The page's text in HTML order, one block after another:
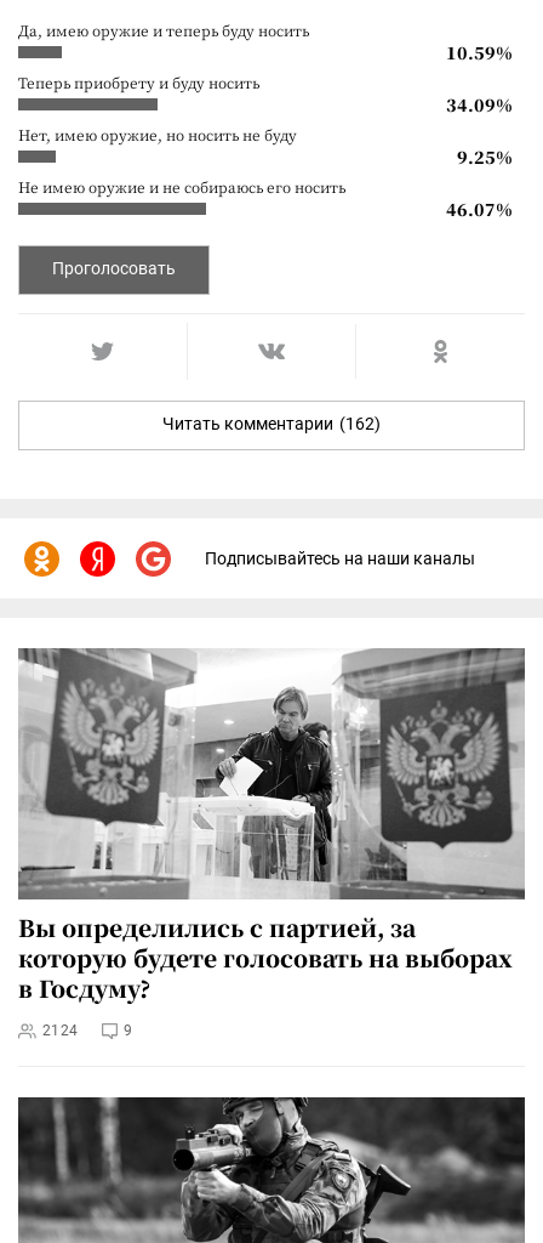
Да, имею оружие и теперь буду носить
10.59%
Теперь приобрету и буду носить
34.09%
Нет, имею оружие, но носить не буду
9.25%
Не имею оружие и не собираюсь его носить
46.07%
Проголосовать
Читать комментарии (162)
Подписывайтесь на наши каналы
Вы определились с партией, за
которую будете голосовать на выборах
в Госдуму?
2124 9